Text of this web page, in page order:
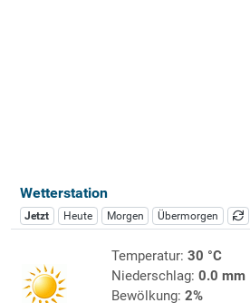
Wetterstation
Jetzt Heute Morgen Übermorgen
Temperatur: 30 °C
Niederschlag: 0.0 mm
Bewölkung: 2%